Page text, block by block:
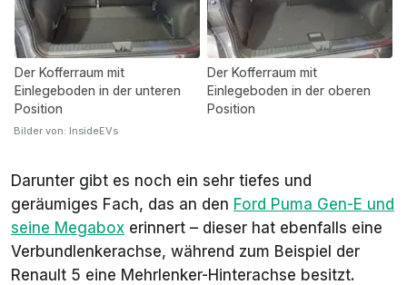
Der Kofferraum mit
Einlegeboden in der unteren
Position
Der Kofferraum mit
Einlegeboden in der oberen
Position
Bilder von: InsideEVs
Darunter gibt es noch ein sehr tiefes und
geräumiges Fach, das an den Ford Puma Gen-E und
seine Megabox erinnert – dieser hat ebenfalls eine
Verbundlenkerachse, während zum Beispiel der
Renault 5 eine Mehrlenker-Hinterachse besitzt.